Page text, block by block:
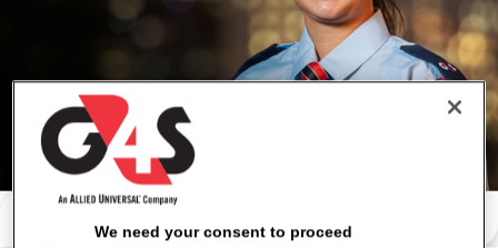
Пошук за ключовим словом
We need your consent to proceed